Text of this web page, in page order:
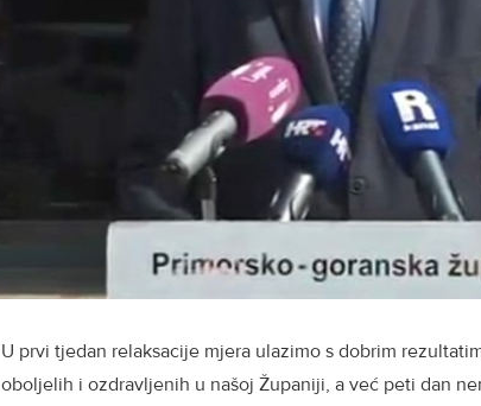
U prvi tjedan relaksacije mjera ulazimo s dobrim
oboljelih i ozdravljenih u našoj Županiji, a već peti dan